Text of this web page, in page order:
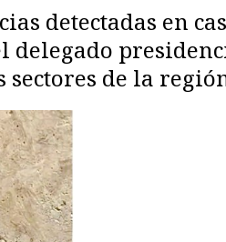
detectadas en
delegado
de la